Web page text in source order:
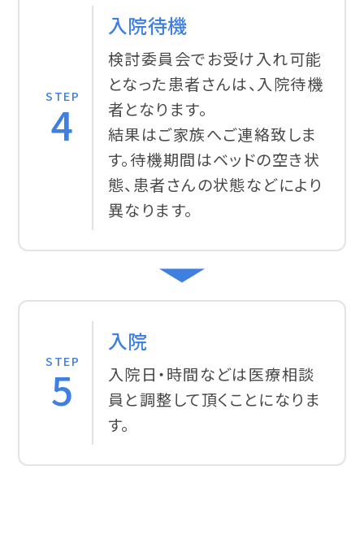
STEP
4
入院待機
検討委員会でお受け入れ可能
となった患者さんは、入院待機
者となります。
結果はご家族へご連絡致しま
す。待機期間はベッドの空き状
態、患者さんの状態などにより
異なります。
STEP
5
入院
入院日・時間などは医療相談
員と調整して頂くことになりま
す。